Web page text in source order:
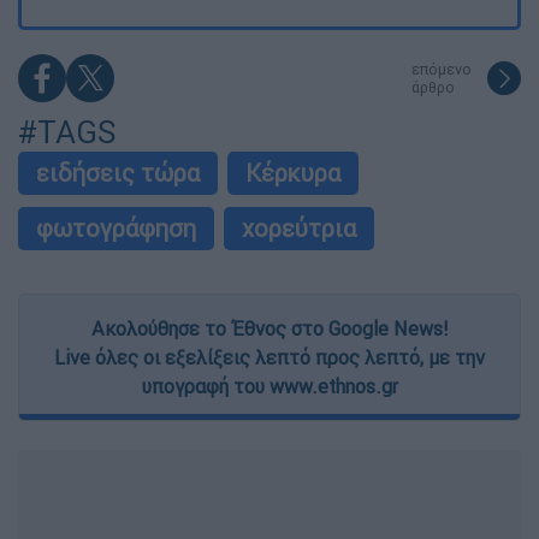
επόμενο
άρθρο
#TAGS
ειδήσεις τώρα
Κέρκυρα
φωτογράφηση
χορεύτρια
Ακολούθησε το Έθνος στο Google News!
Live όλες οι εξελίξεις λεπτό προς λεπτό, με την
υπογραφή του www.ethnos.gr